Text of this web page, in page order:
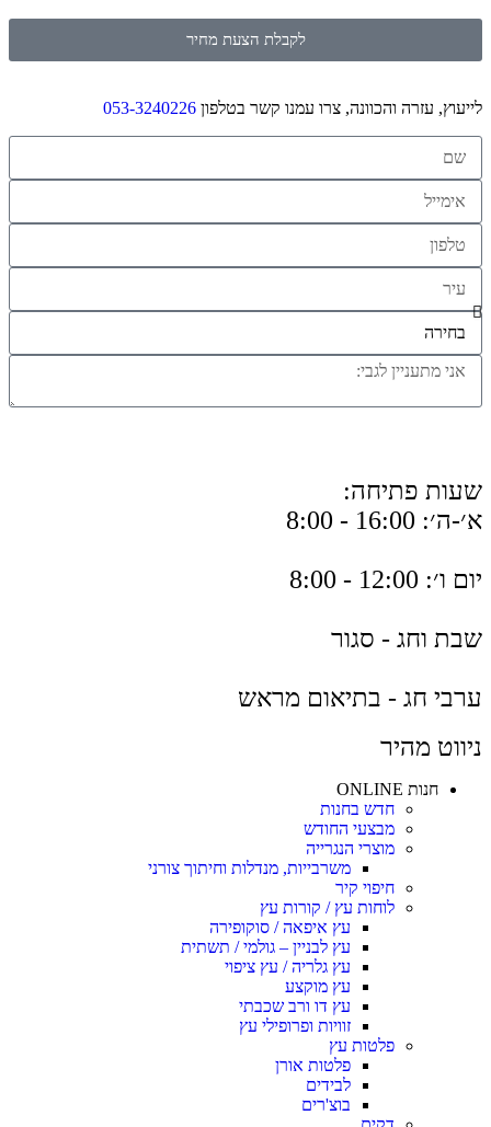
לקבלת הצעת מחיר
לייעוץ, עזרה והכוונה, צרו עמנו קשר בטלפון 053-3240226
שעות פתיחה:
א׳-ה׳: 16:00 - 8:00
יום ו׳: 12:00 - 8:00
שבת וחג - סגור
ערבי חג - בתיאום מראש
ניווט מהיר
חנות ONLINE
חדש בחנות
מבצעי החודש
מוצרי הנגרייה
משרבייות, מנדלות וחיתוך צורני
חיפוי קיר
לוחות עץ / קורות עץ
עץ איפאה / סוקופירה
עץ לבניין – גולמי / תשתית
עץ גלריה / עץ ציפוי
עץ מוקצע
עץ דו ורב שכבתי
זוויות ופרופילי עץ
פלטות עץ
פלטות אורן
לבידים
בוצ'רים